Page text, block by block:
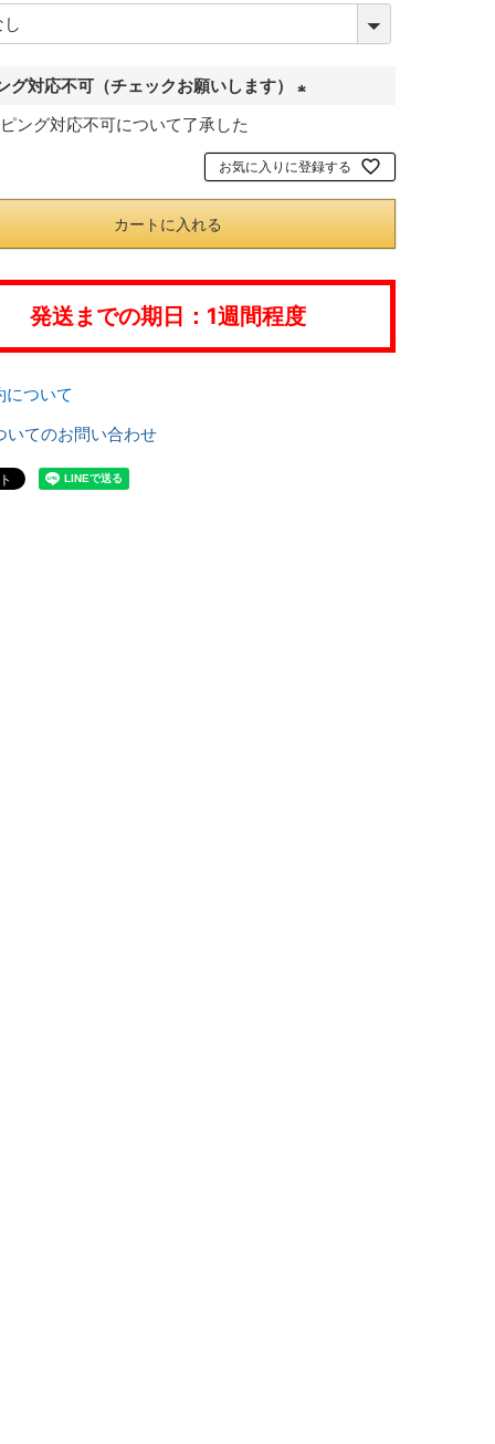
必
須
グ対応不可（チェックお願いします）
必
須
)
ング対応不可について了承した
お気に入りに登録する
カートに入れる
発送までの期日：1週間程度
について
いてのお問い合わせ